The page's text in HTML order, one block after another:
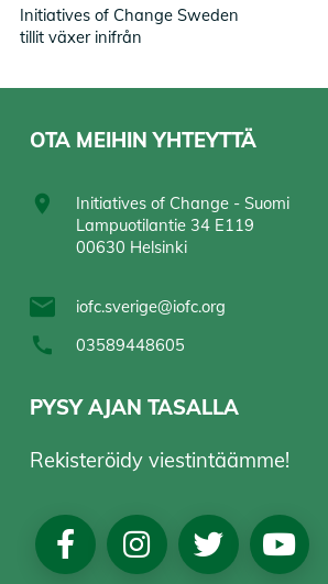
Initiatives of Change Sweden
tillit växer inifrån
OTA MEIHIN YHTEYTTÄ
Initiatives of Change - Suomi
Lampuotilantie 34 E119
00630 Helsinki
iofc.sverige@iofc.org
03589448605
PYSY AJAN TASALLA
Rekisteröidy viestintäämme!
Social
Media